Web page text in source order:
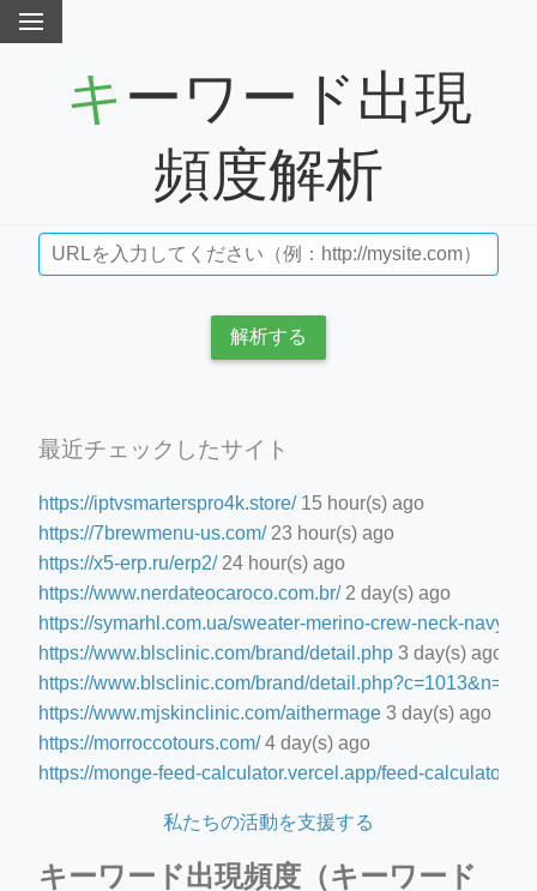
キーワード出現
頻度解析
解析する
最近チェックしたサイト
https://iptvsmarterspro4k.store/15 hour(s) ago
https://7brewmenu-us.com/23 hour(s) ago
https://x5-erp.ru/erp2/24 hour(s) ago
https://www.nerdateocaroco.com.br/2 day(s) ago
https://symarhl.com.ua/sweater-merino-crew-neck-navy-
https://www.blsclinic.com/brand/detail.php 3 day(s) ago
https://www.blsclinic.com/brand/
https://www.mjskinclinic.com/aithermage 3 day(s) ago
https://morroccotours.com/4 day(s) ago
https://monge-feed-calculator.vercel.app/feed-calculator
私たちの活動を支援する
キーワード出現頻度（キーワード